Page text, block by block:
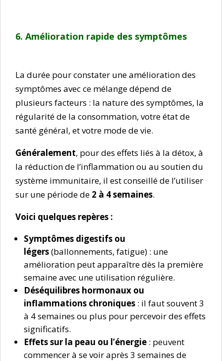
6. Amélioration rapide des symptômes
La durée pour constater une amélioration des
symptômes avec ce mélange dépend de
plusieurs facteurs : la nature des symptômes, la
régularité de la consommation, votre état de
santé général, et votre mode de vie.
Généralement, pour des effets liés à la détox, à
la réduction de l’inflammation ou au soutien du
système immunitaire, il est conseillé de l’utiliser
sur une période de 2 à 4 semaines.
Voici quelques repères :
Symptômes digestifs ou
légers(ballonnements, fatigue) : une
amélioration peut apparaître dès la première
semaine avec une utilisation régulière.
Déséquilibres hormonaux ou
inflammations chroniques : il faut souvent 3
à 4 semaines ou plus pour percevoir des effets
significatifs.
Effets sur la peau ou l’énergie : peuvent
commencer à se voir après 3 semaines de